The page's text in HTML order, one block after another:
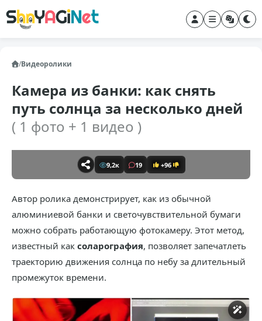
/Видеоролики
Камера из банки: как снять
путь солнца за несколько дней
( 1 фото + 1 видео )
9,2к 19 +96
Автор ролика демонстрирует, как из обычной
алюминиевой банки и светочувствительной бумаги
можно собрать работающую фотокамеру. Этот метод,
известный как соларография, позволяет запечатлеть
траекторию движения солнца по небу за длительный
промежуток времени.